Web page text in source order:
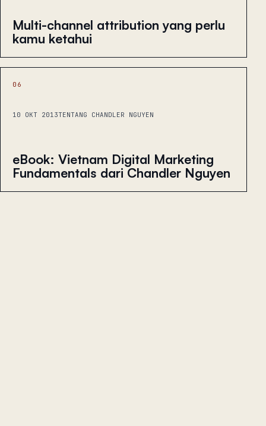
Multi-channel attribution yang perlu
kamu ketahui
06
10 OKT 2013TENTANG CHANDLER NGUYEN
eBook: Vietnam Digital Marketing
Fundamentals dari Chandler Nguyen